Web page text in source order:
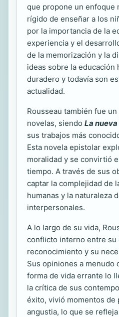
que propone un enfoque
rígido de enseñar a los
por la importancia de la
experiencia y el
de la memorización y la
ideas sobre la educación
duradero y todavía son
actualidad.
Rousseau también fue
novelas, siendo La
sus trabajos más
Esta novela epistolar
moralidad y se convirtió
tiempo. A través de sus
captar la complejidad de
humanas y la naturaleza
interpersonales.
A lo largo de su vida,
conflicto interno entre su
reconocimiento y su
Sus opiniones a menudo
forma de vida errante lo
la crítica de sus
éxito, vivió momentos de
angustia, lo que se